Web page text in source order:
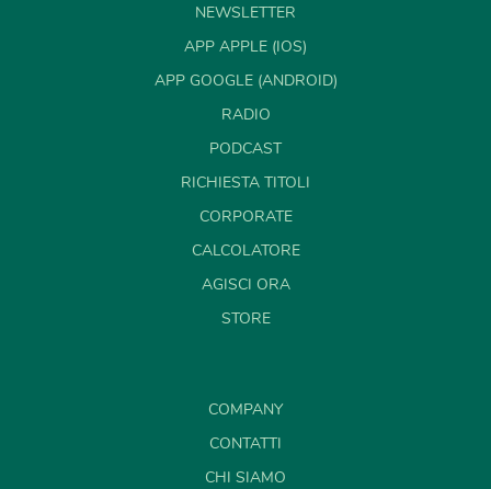
NEWSLETTER
APP APPLE (IOS)
APP GOOGLE (ANDROID)
RADIO
PODCAST
RICHIESTA TITOLI
CORPORATE
CALCOLATORE
AGISCI ORA
STORE
COMPANY
CONTATTI
CHI SIAMO